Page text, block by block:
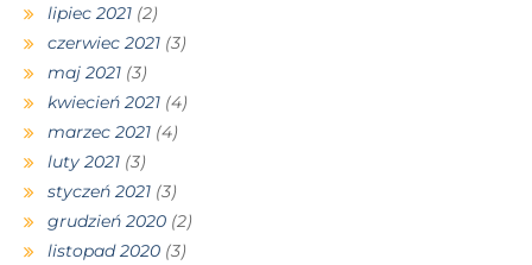
lipiec 2021 (2)
czerwiec 2021 (3)
maj 2021 (3)
kwiecień 2021 (4)
marzec 2021 (4)
luty 2021 (3)
styczeń 2021 (3)
grudzień 2020 (2)
listopad 2020 (3)